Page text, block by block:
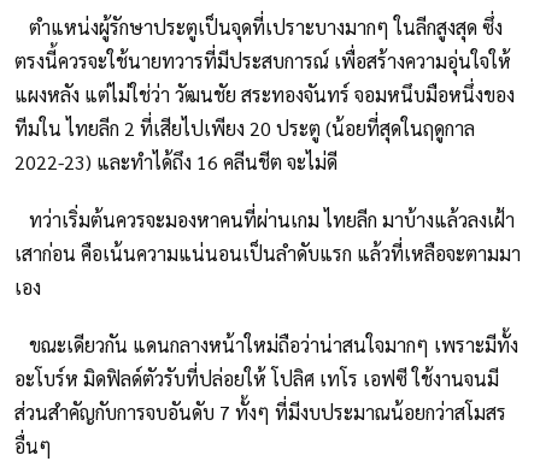
ตำแหน่งผู้รักษาประตูเป็นจุดที่เปราะบางมากๆ ในลีกสูงสุด ซึ่ง
ตรงนี้ควรจะใช้นายทวารที่มีประสบการณ์ เพื่อสร้างความอุ่นใจให้
แผงหลัง แต่ไม่ใช่ว่า วัฒนชัย สระทองจันทร์ จอมหนึบมือหนึ่งของ
ทีมใน ไทยลีก 2 ที่เสียไปเพียง 20 ประตู (น้อยที่สุดในฤดูกาล
2022-23) และทำได้ถึง 16 คลีนชีต จะไม่ดี
ทว่าเริ่มต้นควรจะมองหาคนที่ผ่านเกม ไทยลีก มาบ้างแล้วลงเฝ้า
เสาก่อน คือเน้นความแน่นอนเป็นลำดับแรก แล้วที่เหลือจะตามมา
เอง
ขณะเดียวกัน แดนกลางหน้าใหม่ถือว่าน่าสนใจมากๆ เพราะมีทั้ง
อะโบร์ห มิดฟิลด์ตัวรับที่ปล่อยให้ โปลิศ เทโร เอฟซี ใช้งานจนมี
ส่วนสำคัญกับการจบอันดับ 7 ทั้งๆ ที่มีงบประมาณน้อยกว่าสโมสร
อื่นๆ